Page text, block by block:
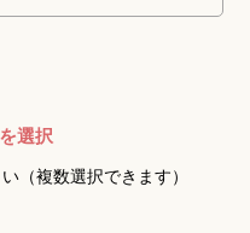
選択
（複数選択できます）